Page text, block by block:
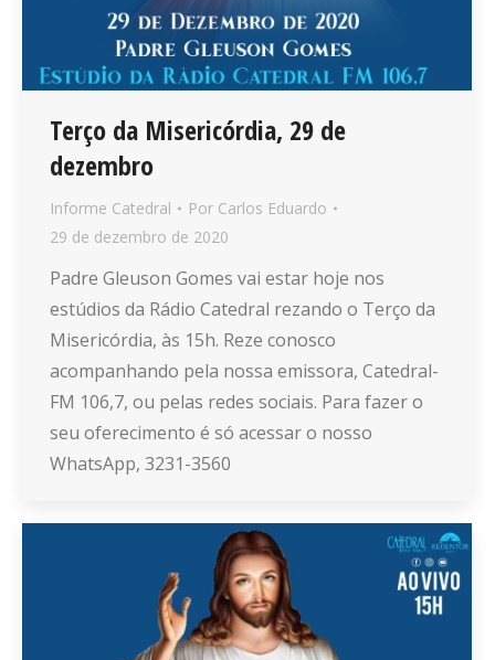
Terço da Misericórdia, 29 de
dezembro
Informe Catedral Por Carlos Eduardo
29 de dezembro de 2020
Padre Gleuson Gomes vai estar hoje nos
estúdios da Rádio Catedral rezando o Terço da
Misericórdia, às 15h. Reze conosco
acompanhando pela nossa emissora, Catedral-
FM 106,7, ou pelas redes sociais. Para fazer o
seu oferecimento é só acessar o nosso
WhatsApp, 3231-3560